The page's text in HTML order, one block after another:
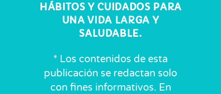
HÁBITOS Y CUIDADOS PARA
UNA VIDA LARGA Y
SALUDABLE.
* Los contenidos de esta
publicación se redactan solo
con fines informativos. En